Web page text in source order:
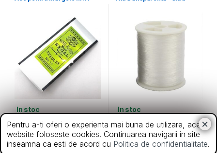
In stoc
7,00lei
In stoc
3,50lei
Pentru a-ti oferi o experienta mai buna de utilizare, acest
website foloseste cookies. Continuarea navigarii in site
inseamna ca esti de acord cu Politica de confidentialitate.